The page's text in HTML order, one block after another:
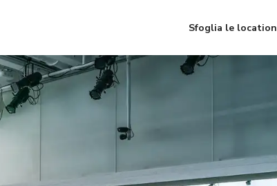
Sfoglia le location